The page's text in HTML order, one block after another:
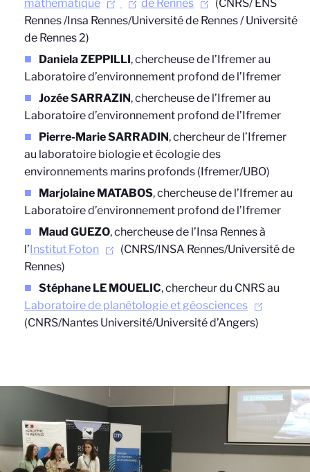
mathématique
de Rennes
(CNRS/ ENS
Rennes /Insa Rennes/Université de Rennes / Université
de Rennes 2)
Daniela ZEPPILLI, chercheuse de l’Ifremer au
Laboratoire d’environnement profond de l’Ifremer
Jozée SARRAZIN, chercheuse de l’Ifremer au
Laboratoire d’environnement profond de l’Ifremer
Pierre-Marie SARRADIN, chercheur de l’Ifremer
au laboratoire biologie et écologie des
environnements marins profonds (Ifremer/UBO)
Marjolaine MATABOS, chercheuse de l’Ifremer au
Laboratoire d’environnement profond de l’Ifremer
Maud GUEZO, chercheuse de l’Insa Rennes à
l’Institut Foton
(CNRS/INSA Rennes/Université de
Rennes)
Stéphane LE MOUELIC, chercheur du CNRS au
Laboratoire de planétologie et géosciences
(CNRS/Nantes Université/Université d’Angers)